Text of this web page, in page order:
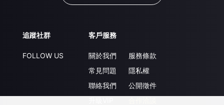
追蹤社群
FOLLOW US
客戶服務
關於我們
常見問題
聯絡我們
服務條款
隱私權
公開徵件